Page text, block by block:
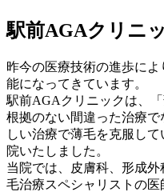
駅前AGAクリニ
昨今の医療技術の進歩に
能になってきています。
駅前AGAクリニックは、
根拠のない間違った治療
しい治療で薄毛を克服し
院いたしました。
当院では、皮膚科、形成
毛治療スペシャリストの